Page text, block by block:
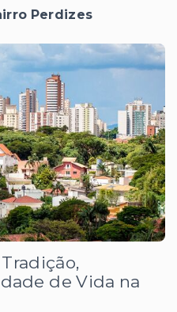
Perdizes
de Vida na